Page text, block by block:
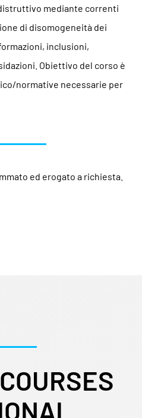
mediante correnti
di disomogeneità dei
inclusioni,
Obiettivo del corso è
normative necessarie per
ed erogato a richiesta.